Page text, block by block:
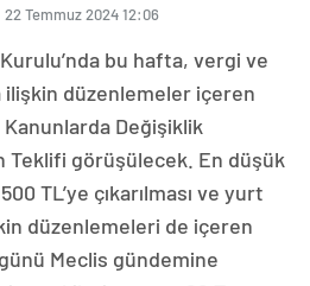
22 Temmuz 2024 12:06
bu hafta, vergi ve
ilişkin düzenlemeler içeren
Kanunlarda Değişiklik
Teklifi görüşülecek. En düşük
TL’ye çıkarılması ve yurt
düzenlemeleri de içeren
Meclis gündemine